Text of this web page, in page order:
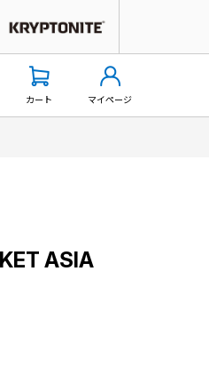
カート マイページ
ASIA